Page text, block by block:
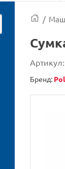
/
Артикул:
Бренд: